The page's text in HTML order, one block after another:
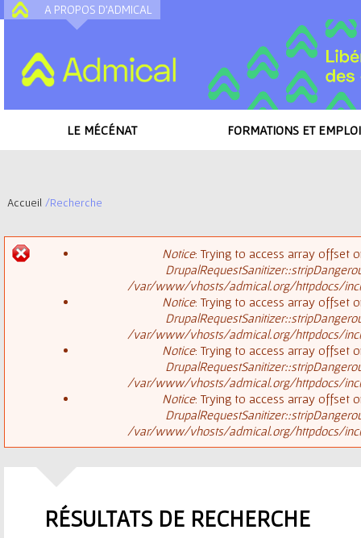
A PROPOS D'ADMICAL
LE MÉCÉNAT FORMATIONS ET
Accueil /Recherche
e
Notice: Trying to access array offset
/var/www/vhosts/admical.org/httpdocs/
Notice: Trying to access array offset
/var/www/vhosts/admical.org/httpdocs/
Notice: Trying to access array offset
/var/www/vhosts/admical.org/httpdocs/
Notice: Trying to access array offset
/var/www/vhosts/admical.org/httpdocs/
RÉSULTATS DE RECHERCHE